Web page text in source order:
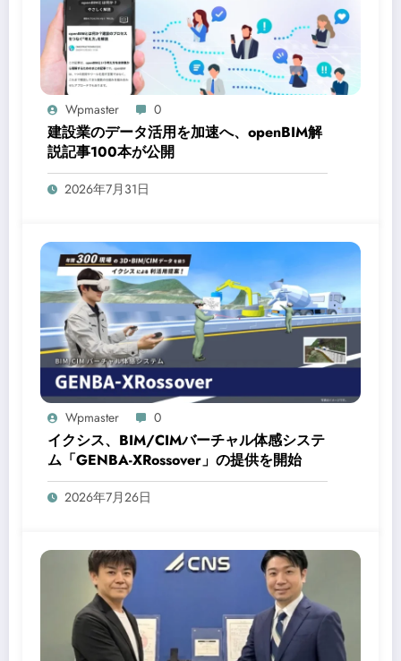
Wpmaster 0
建設業のデータ活用を加速へ、openBIM解
説記事100本が公開
2026年7月31日
Wpmaster 0
イクシス、BIM/CIMバーチャル体感システ
ム「GENBA-XRossover」の提供を開始
2026年7月26日